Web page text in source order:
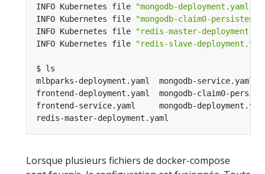
INFO Kubernetes file
"mongodb-deployment.yaml"
INFO Kubernetes file
"mongodb-claim0-
INFO Kubernetes file
"redis-master-
INFO Kubernetes file
"redis-slave-
Lorsque plusieurs fichiers de docker-compose